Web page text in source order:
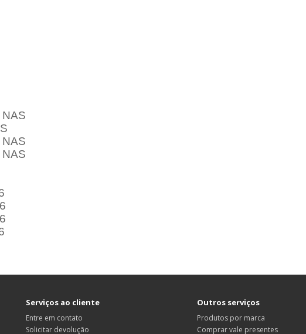
Serviços ao cliente
Entre em contato
Solicitar devolução
Outros serviços
Produtos por marca
Comprar vale presentes